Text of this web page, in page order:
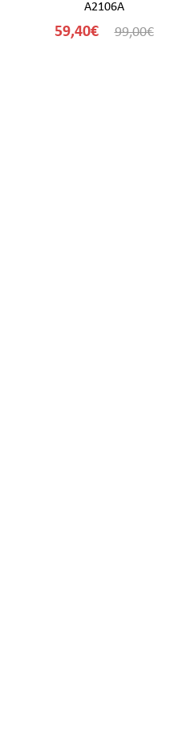
A2106A
59,40€ 99,00€